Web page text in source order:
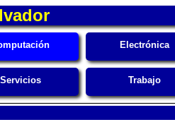
Electrónica
Servicios Trabajo